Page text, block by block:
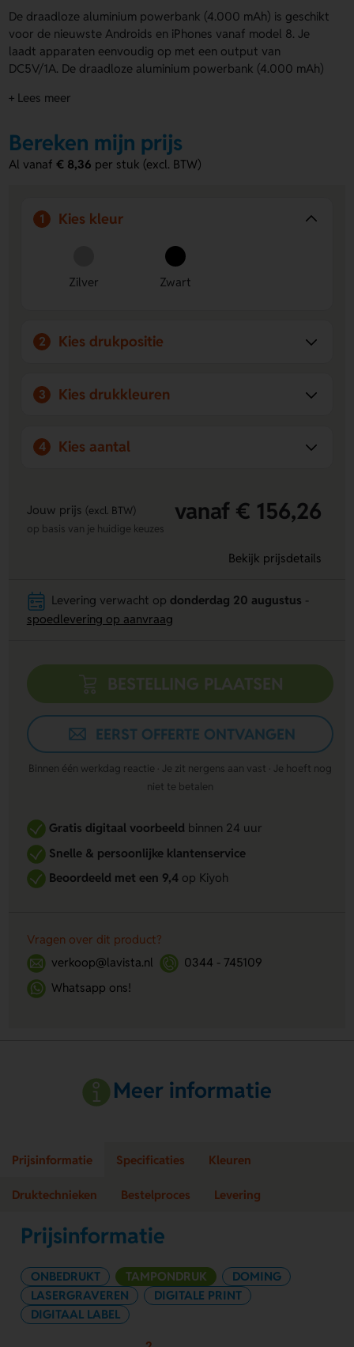
De draadloze aluminium powerbank (4.000 mAh) is geschikt
voor de nieuwste Androids en iPhones vanaf model 8. Je
laadt apparaten eenvoudig op met een output van
DC5V/1A. De draadloze aluminium powerbank (4.000 mAh)
meerdere kleuren. Laat de behuizing bedrukken, graveren of
ontwerp.
Voordelen van de draadloze aluminium
Te bedrukken, graveren of doming:
powerbank van jouw logo of ontwerp, precies zoals jij
Compatibel met moderne
smartphones zoals iPhone 8 en nieuwer.
+ Lees meer
Bereken mijn prijs
Al vanaf€ 8,36 per stuk (excl. BTW)
1 Kies kleur
Zilver Zwart
2 Kies drukpositie
3 Kies drukkleuren
4 Kies aantal
Jouw prijs (excl. BTW) vanaf € 156,26
op basis van je huidige keuzes
Bekijk prijsdetails
Levering verwacht op donderdag 20 augustus
spoedlevering op aanvraag
BESTELLING PLAATSEN
EERST OFFERTE ONTVANGEN
Binnen één werkdag reactie · Je zit nergens aan vast · Je hoeft nog
niet te betalen
Gratis digitaal voorbeeldbinnen 24 uur
Snelle & persoonlijke klantenservice
Beoordeeld met een 9,4op Kiyoh
Vragen over dit product?
verkoop@lavista.nl
0344 - 745109
Whatsapp ons!
Meer informatie
Prijsinformatie Specificaties Kleuren
Druktechnieken Bestelproces Levering
Prijsinformatie
ONBEDRUKT TAMPONDRUK
DOMING
LASERGRAVEREN
DIGITALE PRINT
DIGITAAL LABEL